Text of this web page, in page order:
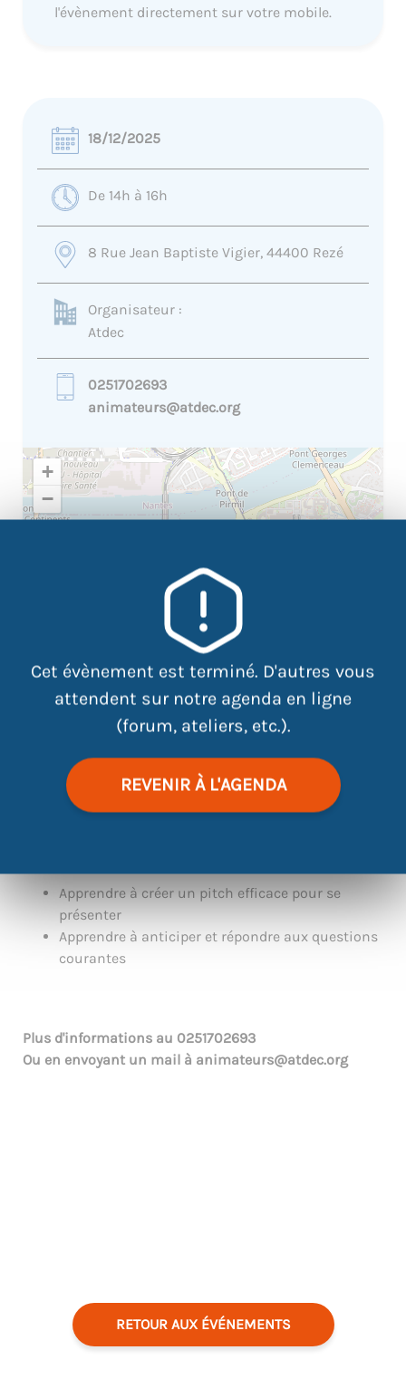
Cet évènement est terminé. D'autres vous
attendent sur notre agenda en ligne
(forum, ateliers, etc.).
REVENIR À L'AGENDA
l'évènement directement sur votre mobile.
18/12/2025
De 14h à 16h
8 Rue Jean Baptiste Vigier, 44400 Rezé
Organisateur :
Atdec
0251702693
animateurs@atdec.org
+
−
contributors
Apprendre à créer un pitch efficace pour se
présenter
Apprendre à anticiper et répondre aux questions
courantes
Plus d'informations au 0251702693
Ou en envoyant un mail à animateurs@atdec.org
RETOUR AUX ÉVÉNEMENTS